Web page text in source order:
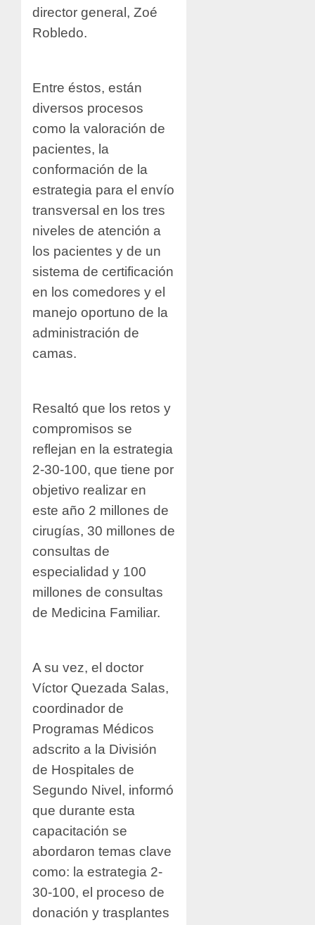
director general, Zoé
Robledo.
Entre éstos, están
diversos procesos
como la valoración de
pacientes, la
conformación de la
estrategia para el envío
transversal en los tres
niveles de atención a
los pacientes y de un
sistema de certificación
en los comedores y el
manejo oportuno de la
administración de
camas.
Resaltó que los retos y
compromisos se
reflejan en la estrategia
2-30-100, que tiene por
objetivo realizar en
este año 2 millones de
cirugías, 30 millones de
consultas de
especialidad y 100
millones de consultas
de Medicina Familiar.
A su vez, el doctor
Víctor Quezada Salas,
coordinador de
Programas Médicos
adscrito a la División
de Hospitales de
Segundo Nivel, informó
que durante esta
capacitación se
abordaron temas clave
como: la estrategia 2-
30-100, el proceso de
donación y trasplantes